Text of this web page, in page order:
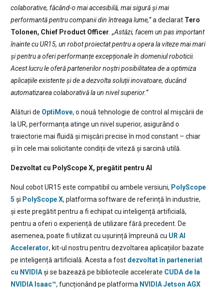
colaborative, făcând-o mai accesibilă, mai sigură și mai
performantă pentru companii din întreaga lume,”a declarat Tero
Tolonen, Chief Product Officer „Astăzi, facem un pas important
înainte cu UR15, un robot proiectat pentru a opera la viteze mai mari
și pentru a oferi performanțe excepționale în domeniul roboticii.
Acest lucru le oferă partenerilor noștri posibilitatea de a optimiza
aplicațiile existente și de a dezvolta soluții inovatoare, ducând
automatizarea colaborativă la un nivel superior.”
Alături de OptiMove, o nouă tehnologie de control al mișcării de
la UR, performanța atinge un nivel superior, asigurând o
traiectorie mai fluidă și mișcări precise în mod constant – chiar
și în cele mai solicitante condiții de viteză și sarcină utilă.
Dezvoltat cu PolyScope X, pregătit pentru AI
Noul cobot UR15 este compatibil cu ambele versiuni, PolyScope
5 și PolyScope X, platforma software de referință în industrie,
și este pregătit pentru a fi echipat cu inteligență artificială,
pentru a oferi o experiență de utilizare fără precedent. De
asemenea, poate fi utilizat cu ușurință împreună cu UR AI
Accelerator, kit-ul nostru pentru dezvoltarea aplicațiilor bazate
pe inteligență artificială. Acesta a fost dezvoltat în parteneriat
cu NVIDIAși se bazează pe bibliotecile accelerate CUDA de la
NVIDIA Isaac™, funcționând pe platforma NVIDIA Jetson AGX